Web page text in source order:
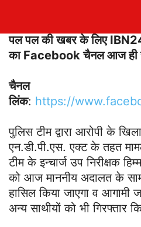
पल पल की खबर के लिए
का Facebook चैनल आज ही
चैनल
लिंक: https://
पुलिस टीम द्वारा आरोपी के
एन.डी.पी.एस. एक्ट के तहत
टीम के इन्चार्ज उप निरीक्षक
को आज माननीय अदालत के
हासिल किया जाएगा व आगामी
अन्य साथीयों को भी गिरफ्तार